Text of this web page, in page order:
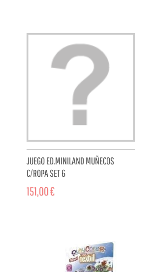
JUEGO ED.MINILAND MUÑECOS
C/ROPA SET 6
151,00 €